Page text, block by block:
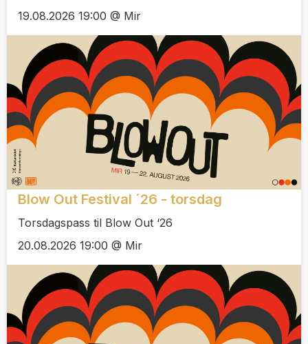
19.08.2026 19:00 @ Mir
Blow Out Festival ´26 - torsdag
Torsdagspass til Blow Out ‘26
20.08.2026 19:00 @ Mir